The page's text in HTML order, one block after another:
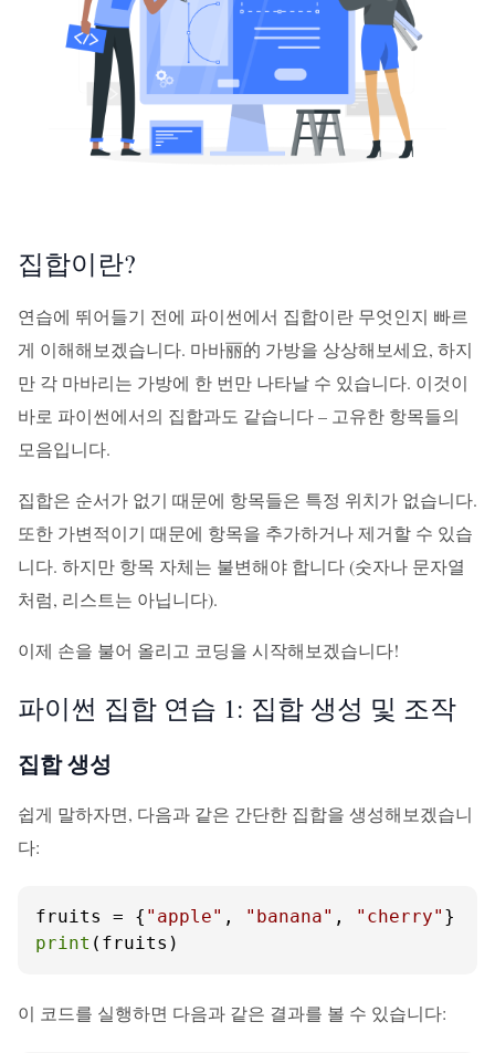
집합이란?
연습에 뛰어들기 전에 파이썬에서 집합이란 무엇인지 빠르
게 이해해보겠습니다. 마바丽的 가방을 상상해보세요, 하지
만 각 마바리는 가방에 한 번만 나타날 수 있습니다. 이것이
바로 파이썬에서의 집합과도 같습니다 – 고유한 항목들의
모음입니다.
집합은 순서가 없기 때문에 항목들은 특정 위치가 없습니다.
또한 가변적이기 때문에 항목을 추가하거나 제거할 수 있습
니다. 하지만 항목 자체는 불변해야 합니다 (숫자나 문자열
처럼, 리스트는 아닙니다).
이제 손을 불어 올리고 코딩을 시작해보겠습니다!
파이썬 집합 연습 1: 집합 생성 및 조작
집합 생성
쉽게 말하자면, 다음과 같은 간단한 집합을 생성해보겠습니
다:
fruits = { "apple" , "banana" , "cherry"
print (fruits)
이 코드를 실행하면 다음과 같은 결과를 볼 수 있습니다: